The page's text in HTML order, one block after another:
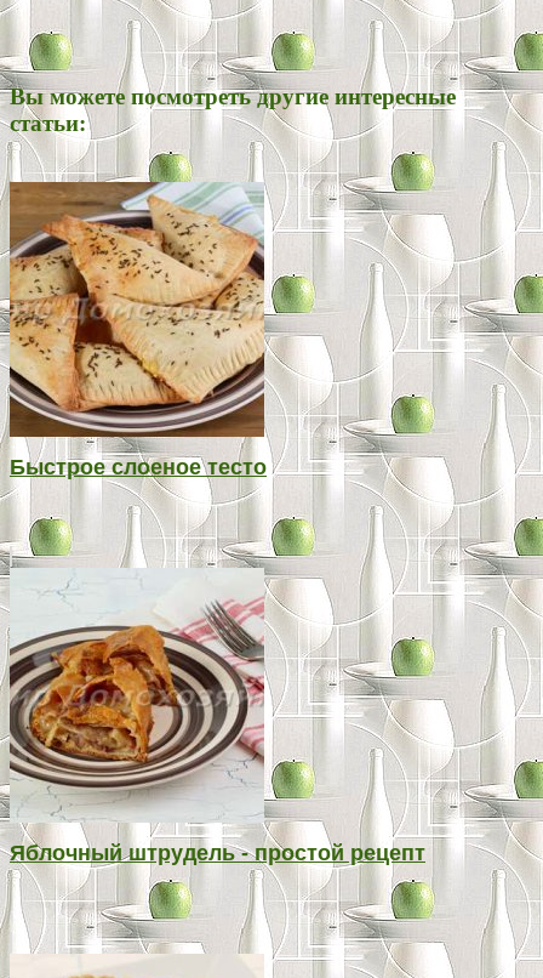
Вы можете посмотреть другие интересные
статьи:
Быстрое слоеное тесто
Яблочный штрудель - простой рецепт